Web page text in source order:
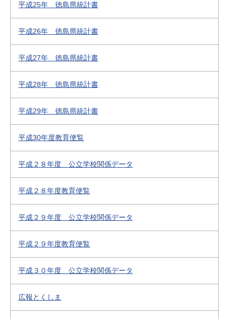
平成25年 徳島県統計書
平成26年 徳島県統計書
平成27年 徳島県統計書
平成28年 徳島県統計書
平成29年 徳島県統計書
平成30年度教育便覧
平成２８年度 公立学校関係データ
平成２８年度教育便覧
平成２９年度 公立学校関係データ
平成２９年度教育便覧
平成３０年度 公立学校関係データ
広報とくしま